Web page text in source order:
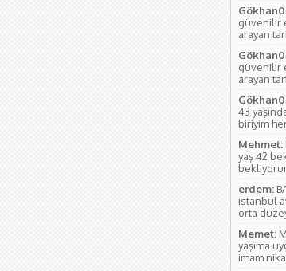
güvenilir
arayan
güvenilir
arayan
43
biriyim
Mehmet:
yaş 42
erdem:
istanbul
orta
Memet:
yaşıma
imam